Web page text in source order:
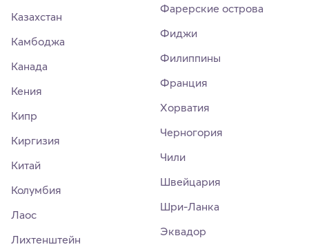
Казахстан
Камбоджа
Канада
Кения
Кипр
Киргизия
Китай
Колумбия
Лаос
Лихтенштейн
Фарерские острова
Фиджи
Филиппины
Франция
Хорватия
Черногория
Чили
Швейцария
Шри-Ланка
Эквадор